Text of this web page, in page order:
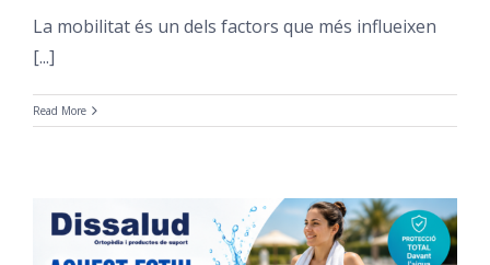
La mobilitat és un dels factors que més influeixen
[...]
Read More